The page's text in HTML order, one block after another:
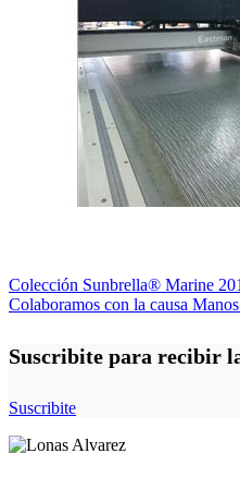
Navegación
de
entradas
Colección Sunbrella® Marine
Colaboramos con la causa
Suscribite para recibir
Suscribite